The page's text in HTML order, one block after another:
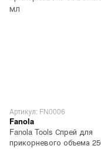
Артикул: FN0006
Fanola
Fanola Tools Спрей для
прикорневого объема